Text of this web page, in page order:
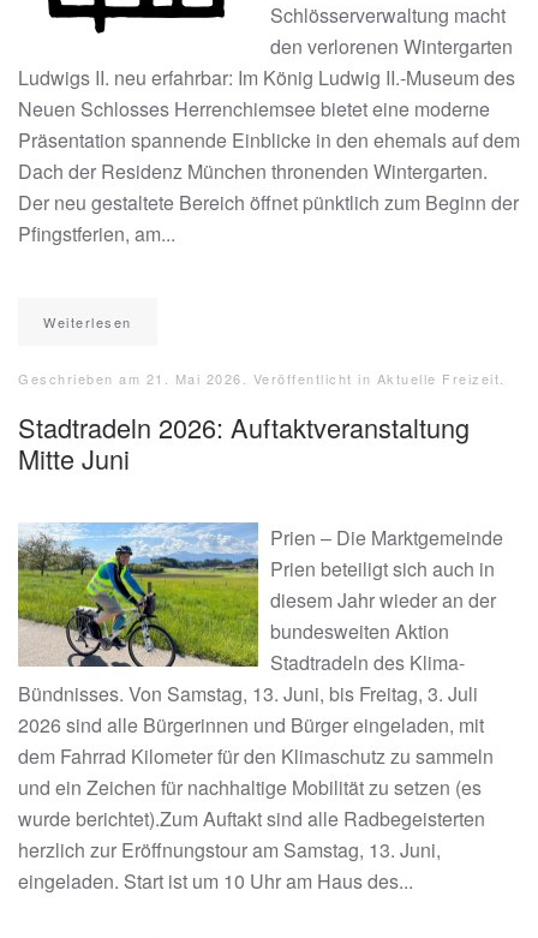
Schlösserverwaltung macht
den verlorenen Wintergarten
Ludwigs II. neu erfahrbar: Im König Ludwig II.-Museum des
Neuen Schlosses Herrenchiemsee bietet eine moderne
Präsentation spannende Einblicke in den ehemals auf dem
Dach der Residenz München thronenden Wintergarten.
Der neu gestaltete Bereich öffnet pünktlich zum Beginn der
Pfingstferien, am...
Weiterlesen
Geschrieben am 21. Mai 2026 . Veröffentlicht in Aktuelle Freizeit
Stadtradeln 2026: Auftaktveranstaltung
Mitte Juni
Prien – Die Marktgemeinde
Prien beteiligt sich auch in
diesem Jahr wieder an der
bundesweiten Aktion
Stadtradeln des Klima-
Bündnisses. Von Samstag, 13. Juni, bis Freitag, 3. Juli
2026 sind alle Bürgerinnen und Bürger eingeladen, mit
dem Fahrrad Kilometer für den Klimaschutz zu sammeln
und ein Zeichen für nachhaltige Mobilität zu setzen (es
wurde berichtet).Zum Auftakt sind alle Radbegeisterten
herzlich zur Eröffnungstour am Samstag, 13. Juni,
eingeladen. Start ist um 10 Uhr am Haus des...